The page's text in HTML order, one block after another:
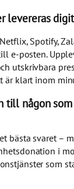
levereras
Spotify,
e-posten.
utskrivbara
är klart inom
till någon
bästa svaret –
i
som